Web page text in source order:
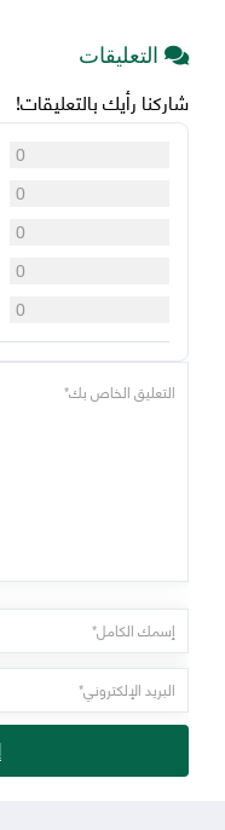
التعليقات
شاركنا رأيك بالتعليقات!
0
0
0
0
0